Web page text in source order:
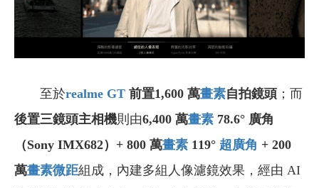
至於realme GT 前置1,600 萬畫素自拍鏡頭 ；而
後置三鏡頭主相機則由6,400 萬畫素 78.6° 廣角
（Sony IMX682）+ 800 萬畫素 119° 超廣角 + 200
萬畫素微距組成，內建多組人像濾鏡效果，經由 AI